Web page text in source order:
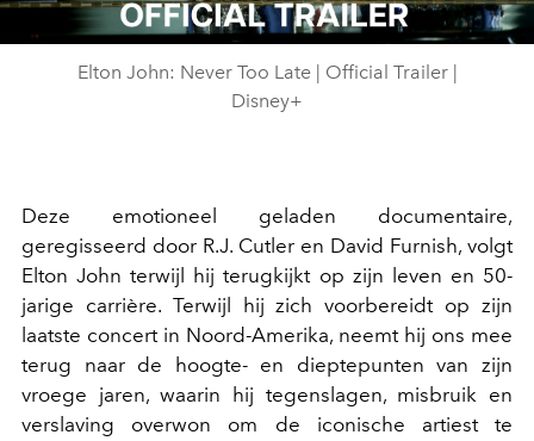
Video
Elton John: Never Too Late | Official Trailer |
Disney+
Deze emotioneel geladen documentaire,
geregisseerd door R.J. Cutler en David Furnish, volgt
Elton John terwijl hij terugkijkt op zijn leven en 50-
jarige carrière. Terwijl hij zich voorbereidt op zijn
laatste concert in Noord-Amerika, neemt hij ons mee
terug naar de hoogte- en dieptepunten van zijn
vroege jaren, waarin hij tegenslagen, misbruik en
verslaving overwon om de iconische artiest te